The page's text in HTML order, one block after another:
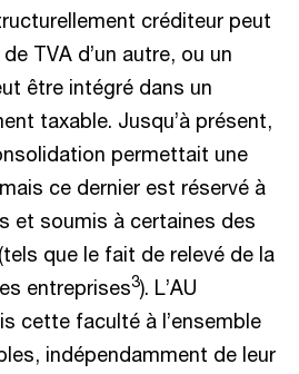
créditeur peut
TVA d’un autre, ou un
être intégré dans un
taxable. Jusqu’à présent,
permettait une
ce dernier est réservé à
et soumis à certaines des
que le fait de relevé de la
entreprises3). L’AU
cette faculté à l’ensemble
indépendamment de leur